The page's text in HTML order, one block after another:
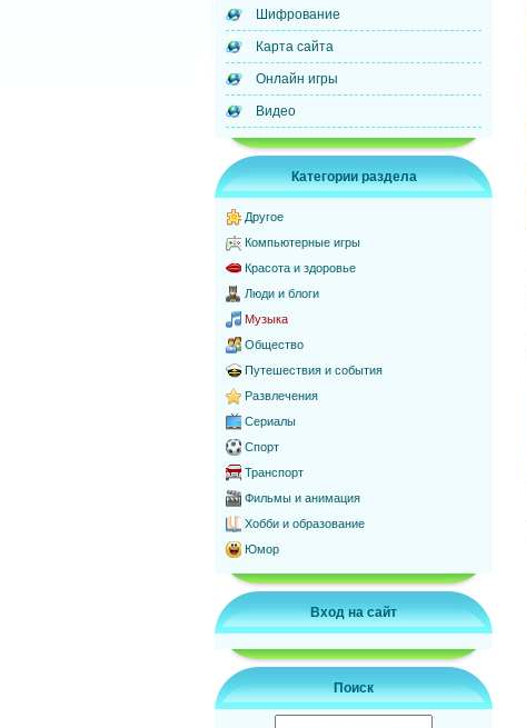
Шифрование
Карта сайта
Онлайн игры
Видео
Категории раздела
Другое
Компьютерные игры
Красота и здоровье
Люди и блоги
Музыка
Общество
Путешествия и события
Развлечения
Сериалы
Спорт
Транспорт
Фильмы и анимация
Хобби и образование
Юмор
Вход на сайт
Поиск